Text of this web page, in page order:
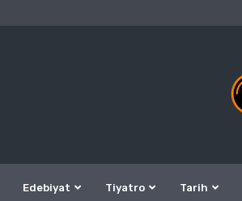
Edebiyat Tiyatro Tarih